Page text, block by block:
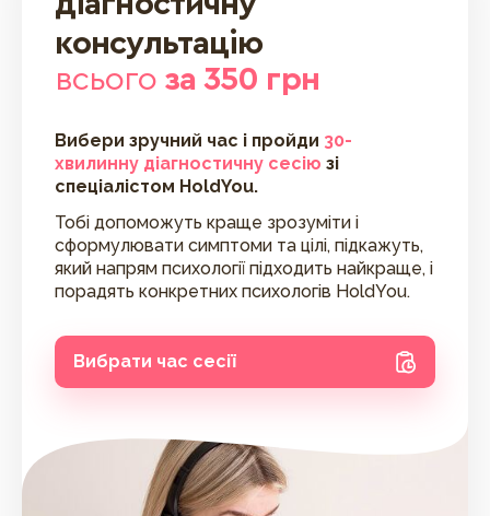
консультацію
всього за 350 грн
Вибери зручний час і пройди 30-
хвилинну діагностичну сесію зі
спеціалістом HoldYou.
Тобі допоможуть краще зрозуміти і
сформулювати симптоми та цілі, підкажуть,
який напрям психології підходить найкраще, і
порадять конкретних психологів HoldYou.
Вибрати час сесії